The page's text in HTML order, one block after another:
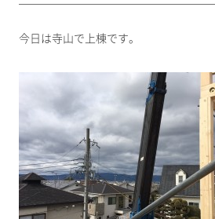
今日は寺山で上棟です。